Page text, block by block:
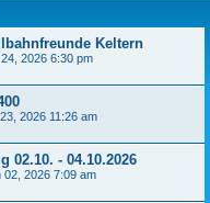
Keltern
2026 6:30 pm
2026 11:26 am
02.10. - 04.10.2026
02, 2026 7:09 am